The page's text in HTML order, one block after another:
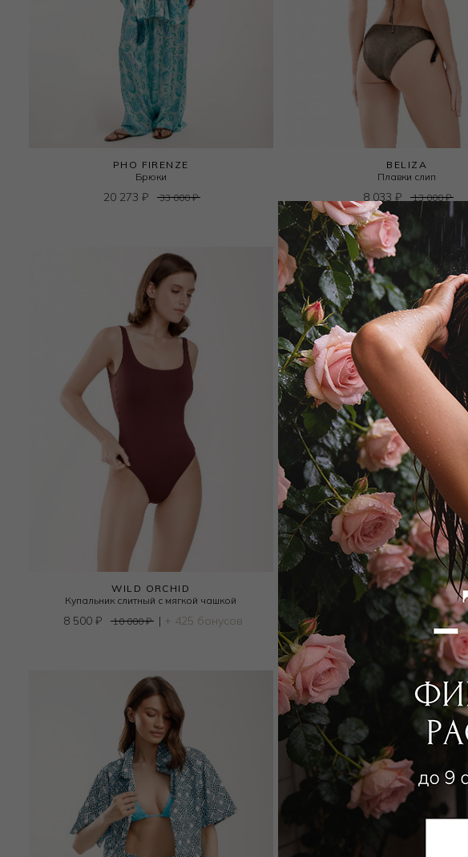
PHO FIRENZE
Брюки
20 273₽ 33 000₽
BELIZA
Плавки слип
8 033 ₽ 13 000₽
WILD ORCHID
Купальник слитный с мягкой чашкой
8 500 ₽ 10 000₽ | + 425 бонусов
ERMANNO SCERVINO
Блуза
43 988 100 000₽